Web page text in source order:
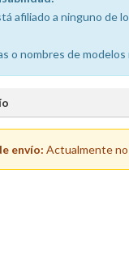
afiliado a ninguno de
o nombres de
envío: Actualmente no